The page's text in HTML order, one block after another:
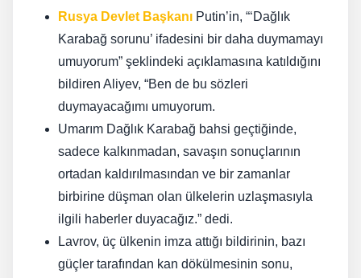
Rusya Devlet Başkanı Putin’in, “‘Dağlık
Karabağ sorunu’ ifadesini bir daha duymamayı
umuyorum” şeklindeki açıklamasına katıldığını
bildiren Aliyev, “Ben de bu sözleri
duymayacağımı umuyorum.
Umarım Dağlık Karabağ bahsi geçtiğinde,
sadece kalkınmadan, savaşın sonuçlarının
ortadan kaldırılmasından ve bir zamanlar
birbirine düşman olan ülkelerin uzlaşmasıyla
ilgili haberler duyacağız.” dedi.
Lavrov, üç ülkenin imza attığı bildirinin, bazı
güçler tarafından kan dökülmesinin sonu,